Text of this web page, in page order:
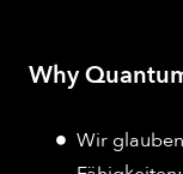
Why
Wir